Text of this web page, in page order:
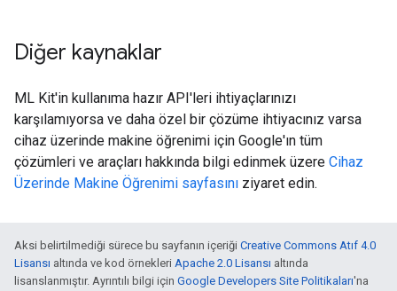
Diğer kaynaklar
ML Kit'in kullanıma hazır API'leri ihtiyaçlarınızı
karşılamıyorsa ve daha özel bir çözüme ihtiyacınız varsa
cihaz üzerinde makine öğrenimi için Google'ın tüm
çözümleri ve araçları hakkında bilgi edinmek üzere Cihaz
Üzerinde Makine Öğrenimi sayfasını ziyaret edin.
Aksi belirtilmediği sürece bu sayfanın içeriği Creative Commons Atıf 4.0
Lisansı altında ve kod örnekleri Apache 2.0 Lisansı altında
lisanslanmıştır. Ayrıntılı bilgi için Google Developers Site Politikaları'na